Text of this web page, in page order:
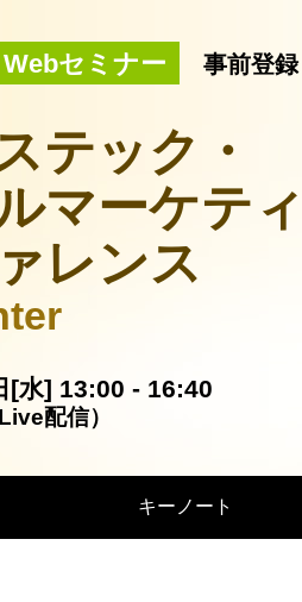
セミナー 事前登録
テック・
マーケテ
レンス
[水] 13:00 - 16:40
配信）
キーノート